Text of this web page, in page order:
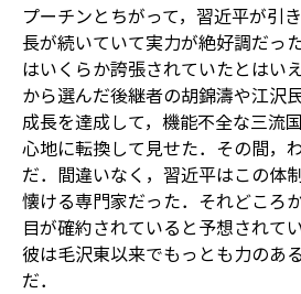
プーチンとちがって，習近平が引
長が続いていて実力が絶好調だっ
はいくらか誇張されていたとはい
から選んだ後継者の胡錦濤や江沢
成長を達成して，機能不全な三流
心地に転換して見せた．その間，
だ．間違いなく，習近平はこの体
懐ける専門家だった．それどころ
目が確約されていると予想されて
彼は毛沢東以来でもっとも力のあ
だ．